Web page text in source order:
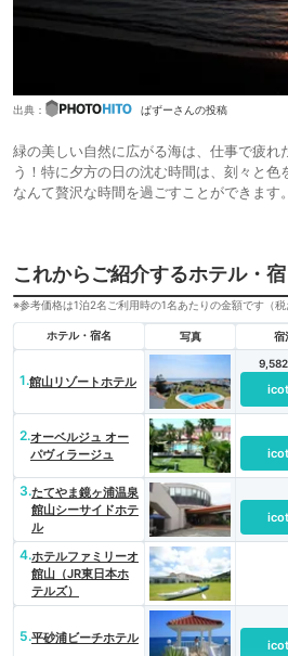
出典： ぱずーさんの投稿
緑の美しい自然に広がる海は、仕事で疲れ
う！特に夕方の日の沈む時間は、刻々と色
なんて贅沢な時間を過ごすことができます。
これからご紹介するホテル・
※参考価格は1泊2名ご利用時の1名あたりの金額です（税
ホテル・宿名 写真 宿
1.館山リゾートホテル
2.オーベルジュ オー
パヴィラージュ
3.たてやま鏡ヶ浦温泉
館山シーサイドホテ
ル
4.ホテルファミリーオ
館山（JR東日本ホ
テルズ）
5.平砂浦ビーチホテル